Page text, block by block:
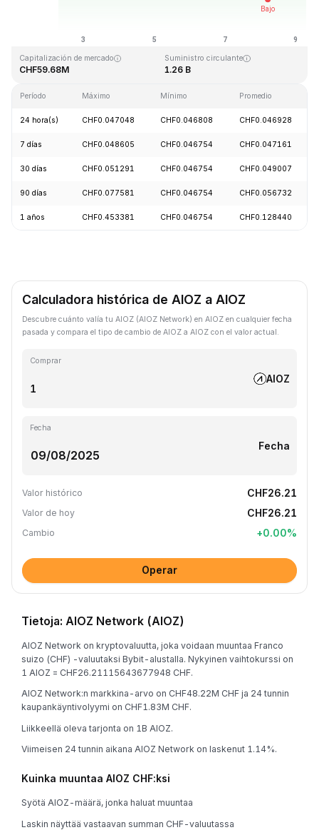
Capitalización de mercado
CHF59.68M
Suministro circulante
1.26 B
Período Máximo Mínimo Promedio
24 hora(s) CHF0.047048 CHF0.046808 CHF0.046928
7 días CHF0.048605 CHF0.046754 CHF0.047161
30 días CHF0.051291 CHF0.046754 CHF0.049007
90 días CHF0.077581 CHF0.046754 CHF0.056732
1 años CHF0.453381 CHF0.046754 CHF0.128440
Calculadora histórica de AIOZ a AIOZ
Descubre cuánto valía tu AIOZ (AIOZ Network) en AIOZ en cualquier fecha
pasada y compara el tipo de cambio de AIOZ a AIOZ con el valor actual.
Comprar
AIOZ
Fecha
Fecha
Valor histórico CHF26.21
Valor de hoy CHF26.21
Cambio +0.00%
Operar
Tietoja: AIOZ Network (AIOZ)
AIOZ Network on kryptovaluutta, joka voidaan muuntaa Franco
suizo (CHF) -valuutaksi Bybit-alustalla. Nykyinen vaihtokurssi on
1 AIOZ = CHF26.21115643677948 CHF.
AIOZ Network:n markkina-arvo on CHF48.22M CHF ja 24 tunnin
kaupankäyntivolyymi on CHF1.83M CHF.
Liikkeellä oleva tarjonta on 1B AIOZ.
Viimeisen 24 tunnin aikana AIOZ Network on laskenut 1.14%.
Kuinka muuntaa AIOZ CHF:ksi
Syötä AIOZ-määrä, jonka haluat muuntaa
Laskin näyttää vastaavan summan CHF-valuutassa